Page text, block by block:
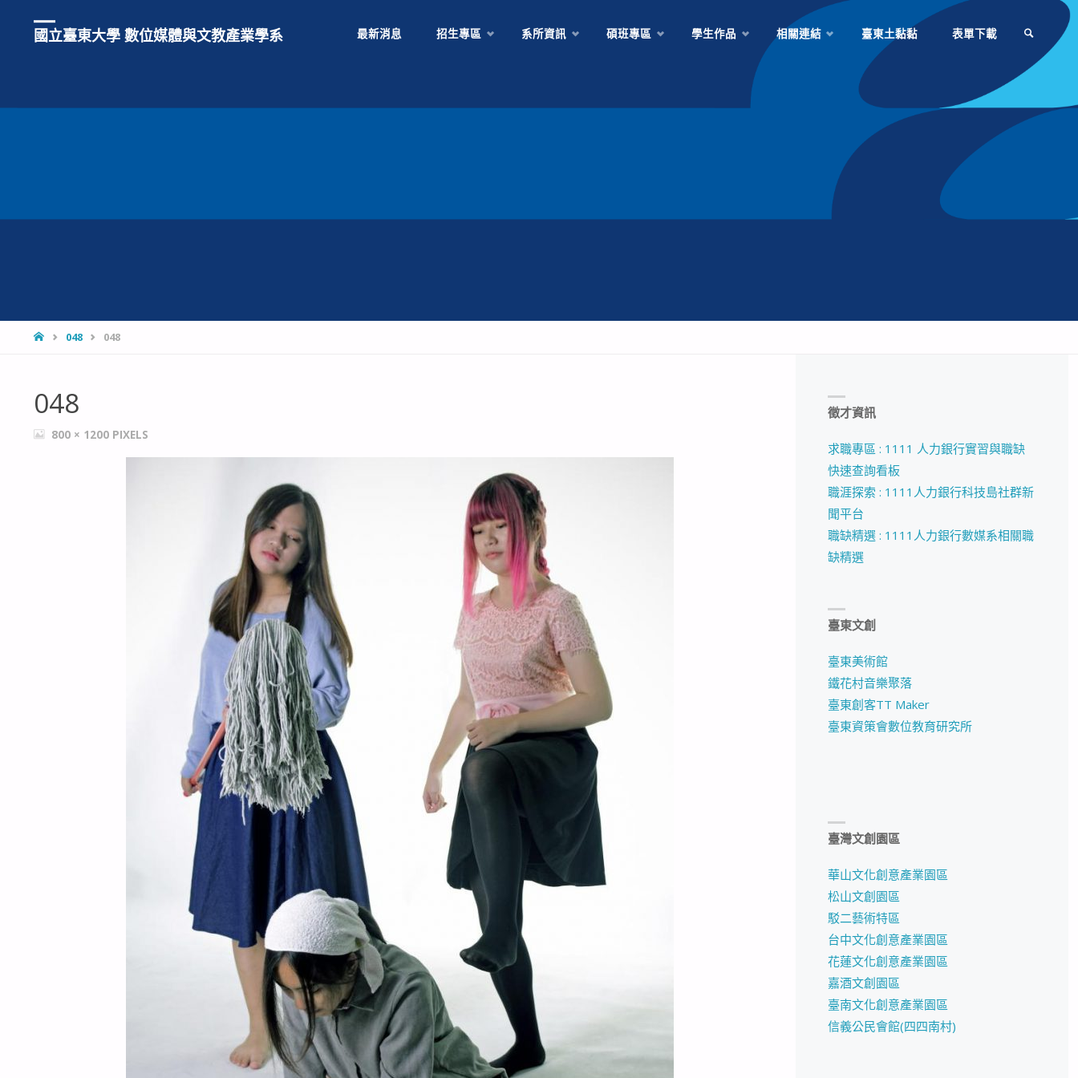
國立臺東大學 數位媒體與文教產業學系 最新消息 招生專區 系所資訊 碩班專區 學生作品 相關連結 臺東土黏黏 表單下載
HOME
048 048
048
FULL800 × 1200 PIXELS
徵才資訊
求職專區 : 1111 人力銀行實習與職缺
快速查詢看板
職涯探索 : 1111人力銀行科技島社群新
聞平台
職缺精選 : 1111人力銀行數媒系相關職
缺精選
臺東文創
臺東美術館
鐵花村音樂聚落
臺東創客TT Maker
臺東資策會數位教育研究所
臺灣文創園區
華山文化創意產業園區
松山文創園區
駁二藝術特區
台中文化創意產業園區
花蓮文化創意產業園區
嘉酒文創園區
臺南文化創意產業園區
信義公民會館(四四南村)